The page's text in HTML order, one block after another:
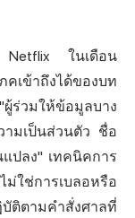
ในเดือน
เข้าถึงได้ของบท
ผู้ร่วมให้ข้อมูลบาง
ามเป็นส่วนตัว ชื่อ
ปลง" เทคนิคการ
ใช่การเบลอหรือ
ติตามคำสั่งศาลที่